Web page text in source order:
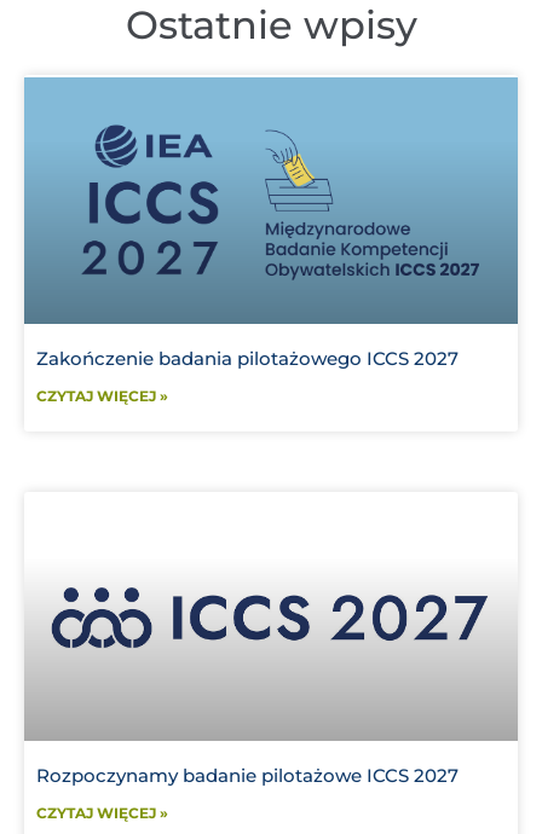
Ostatnie wpisy
Zakończenie badania pilotażowego ICCS 2027
CZYTAJ WIĘCEJ »
Rozpoczynamy badanie pilotażowe ICCS 2027
CZYTAJ WIĘCEJ »